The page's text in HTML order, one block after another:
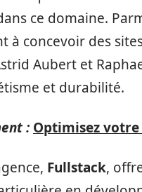
ce domaine.
à concevoir des
Aubert et
et durabilité.
: Optimisez
Fullstack,